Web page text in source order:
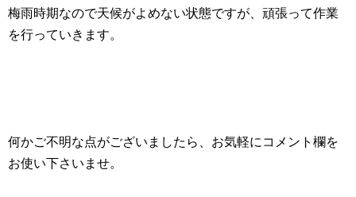
梅雨時期なので天候がよめない状態ですが、頑張って作業
を行っていきます。
何かご不明な点がございましたら、お気軽にコメント欄を
お使い下さいませ。